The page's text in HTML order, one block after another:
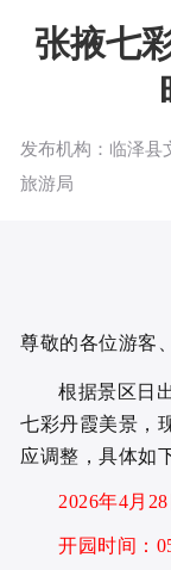
张掖七
发布机构：临泽县
旅游局
尊敬的各位游客
根据景区日
七彩丹霞美景，
应调整，具体如
2026年4月28
开园时间：